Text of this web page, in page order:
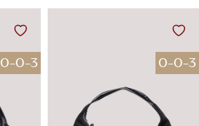
0-0-3 0-0-3